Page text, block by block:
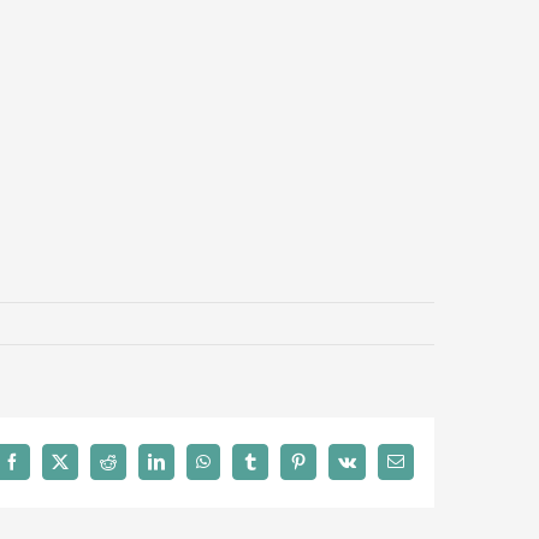
Facebook
X Reddit LinkedInWhatsAppTumblrPinterest
Vk Email